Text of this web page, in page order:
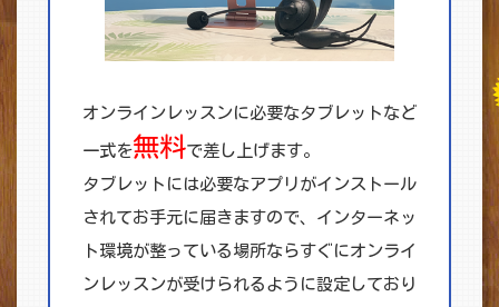
オンラインレッスンに必要なタブレットなど
一式を無料で差し上げます。
タブレットには必要なアプリがインストール
されてお手元に届きますので、インターネッ
ト環境が整っている場所ならすぐにオンライ
ンレッスンが受けられるように設定しており